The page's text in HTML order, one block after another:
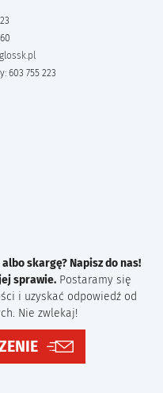
603 755 223
skargę? Napisz do nas!
sprawie. Postaramy się
i uzyskać odpowiedź od
Nie zwlekaj!